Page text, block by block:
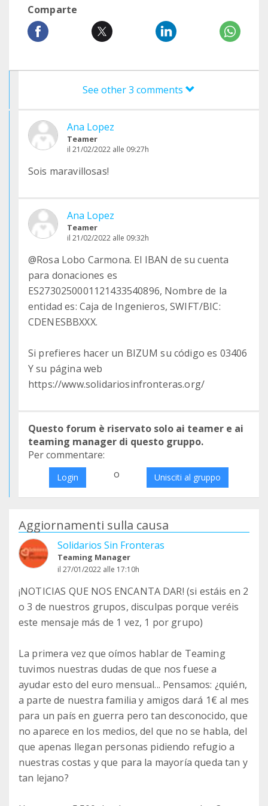
Comparte
See other 3 comments
Ana Lopez
Teamer
il 21/02/2022 alle 09:27h
Sois maravillosas!
Ana Lopez
Teamer
il 21/02/2022 alle 09:32h
@Rosa Lobo Carmona. El IBAN de su cuenta
para donaciones es
ES2730250001121433540896, Nombre de la
entidad es: Caja de Ingenieros, SWIFT/BIC:
CDENESBBXXX.
Si prefieres hacer un BIZUM su código es 03406
Y su página web
https://www.solidariosinfronteras.org/
Questo forum è riservato solo ai teamer e ai
teaming manager di questo gruppo.
Per commentare:
Login o Unisciti al gruppo
Aggiornamenti sulla causa
Solidarios Sin Fronteras
Teaming Manager
il 27/01/2022 alle 17:10h
¡NOTICIAS QUE NOS ENCANTA DAR! (si estáis en 2
o 3 de nuestros grupos, disculpas porque veréis
este mensaje más de 1 vez, 1 por grupo)
La primera vez que oímos hablar de Teaming
tuvimos nuestras dudas de que nos fuese a
ayudar esto del euro mensual... Pensamos: ¿quién,
a parte de nuestra familia y amigos dará 1€ al mes
para un país en guerra pero tan desconocido, que
no aparece en los medios, del que no se habla, del
que apenas llegan personas pidiendo refugio a
nuestras costas y que para la mayoría queda tan y
tan lejano?